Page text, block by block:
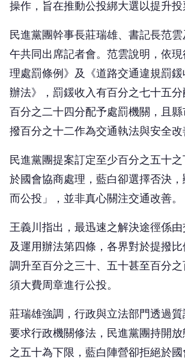
操作，旨在推動公投綁大選以提升投
民進黨團幹事長莊瑞雄、書記長范
午共同出席記者會。范雲說明，依
理處罰條例》及《道路交通違規罰
辦法》，罰鍰收入有百分之七十五分
百分之二十四分配予處罰機關，且
撥百分之十二作為交通執法與安全改
民進黨團提案訂定至少百分之五十
於國會協商處理，藍白卻選擇否決
而公投」，並非真心關注交通改善。
王義川指出，最迅速之解決途徑係
及運用辦法第四條，各界對於提撥
調升至百分之三十、五十甚至百分
須大費周章進行公投。
莊瑞雄強調，行政與立法部門透過
要求行政機關修法，民進黨團持開
之五十為下限，藍白陣營卻拒絕於